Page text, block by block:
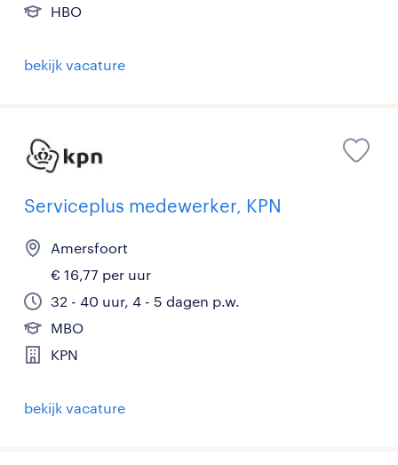
HBO
bekijk vacature
Serviceplus medewerker, KPN
Amersfoort
€ 16,77 per uur
32 - 40 uur, 4 - 5 dagen p.w.
MBO
KPN
bekijk vacature